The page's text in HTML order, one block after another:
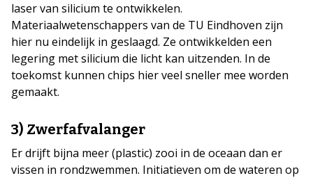
laser van silicium te ontwikkelen.
Materiaalwetenschappers van de TU Eindhoven zijn
hier nu eindelijk in geslaagd. Ze ontwikkelden een
legering met silicium die licht kan uitzenden. In de
toekomst kunnen chips hier veel sneller mee worden
gemaakt.
3) Zwerfafvalanger
Er drijft bijna meer (plastic) zooi in de oceaan dan er
vissen in rondzwemmen. Initiatieven om de wateren op